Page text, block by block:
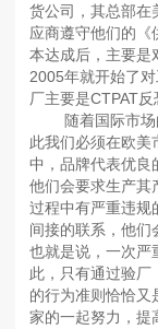
货公司，其总部在
应商遵守他们的《
本达成后，主要是
2005年就开始了
厂主要是CTPAT反
随着国际市场的
此我们必须在欧美
中，品牌代表优良
他们会要求生产其
过程中有严重违规
间接的联系，他们
也就是说，一次严
此，只有通过验厂
的行为准则恰恰又
家的一起努力，提